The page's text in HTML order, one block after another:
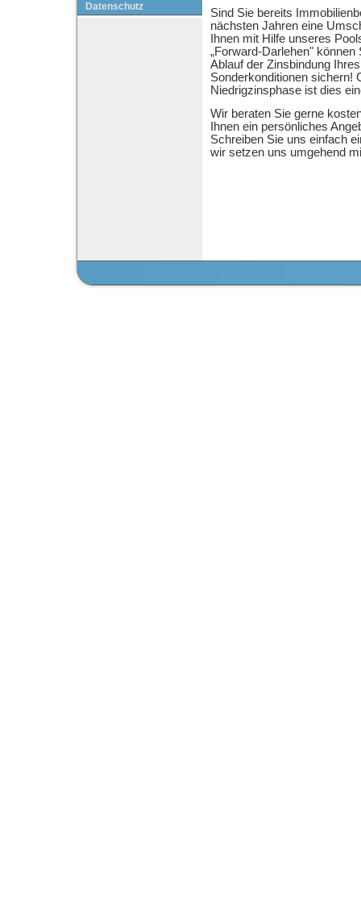
Datenschutz
Sind Sie bereits
nächsten Jahren eine
Ihnen mit Hilfe unseres
„Forward-Darlehen"
Ablauf der Zinsbindung
Sonderkonditionen sichern!
Niedrigzinsphase ist dies
Wir beraten Sie gerne
Ihnen ein persönliches
Schreiben Sie uns einfach
wir setzen uns umgehend